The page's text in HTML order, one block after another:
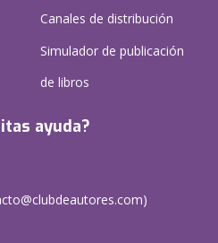
Canales de distribución
Simulador de publicación
de libros
ayuda?
)